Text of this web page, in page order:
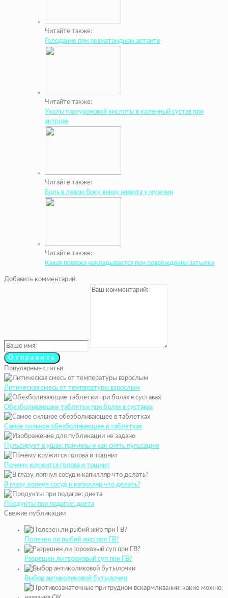
Читайте также:
Голодание при ревматоидном артрите
Читайте также:
Уколы гиалуроновой кислоты в коленный сустав при
артрозе
Читайте также:
Боль в левом боку внизу живота у мужчин
Читайте также:
Какая повязка накладывается при повреждении затылка
Добавить комментарий
Популярные статьи
Литическая смесь от температуры взрослым
Обезболивающие таблетки при болях в суставах
Самое сильное обезболивающее в таблетках
Пульсирует в ушах: причины и как снять пульсацию
Почему кружится голова и тошнит
В глазу лопнул сосуд и капилляр что делать?
Продукты при подагре: диета
Свежие публикации
Полезен ли рыбий жир при ГВ?
Разрешен ли гороховый суп при ГВ?
Выбор антиколиковой бутылочки